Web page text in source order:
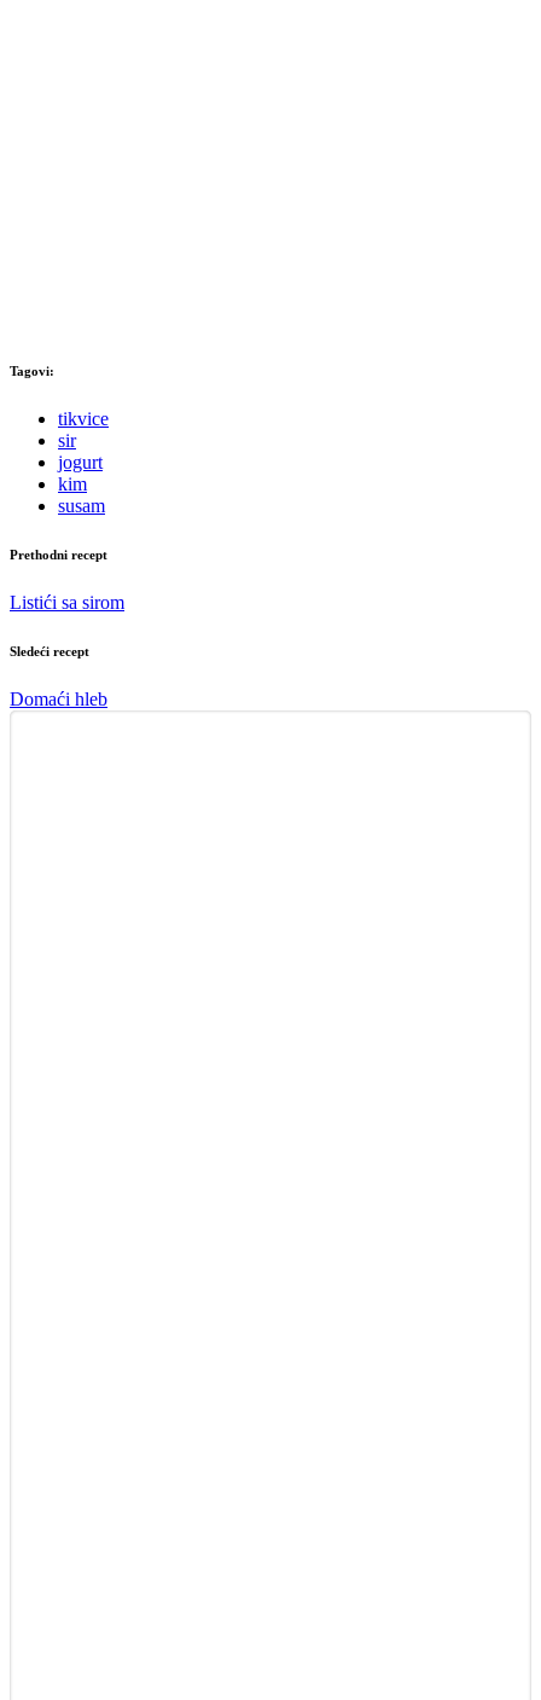
Tagovi:
tikvice
sir
jogurt
kim
susam
Prethodni recept
Listići sa sirom
Sledeći recept
Domaći hleb